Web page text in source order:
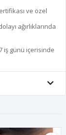
ve özel
ağırlıklarında
iş günü içerisinde